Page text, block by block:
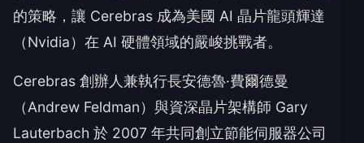
的策略，讓 Cerebras 成為美國 AI 晶片龍頭輝達
（Nvidia）在 AI 硬體領域的嚴峻挑戰者。
Cerebras 創辦人兼執行長安德魯·費爾德曼
（Andrew Feldman）與資深晶片架構師 Gary
Lauterbach 於 2007 年共同創立節能伺服器公司